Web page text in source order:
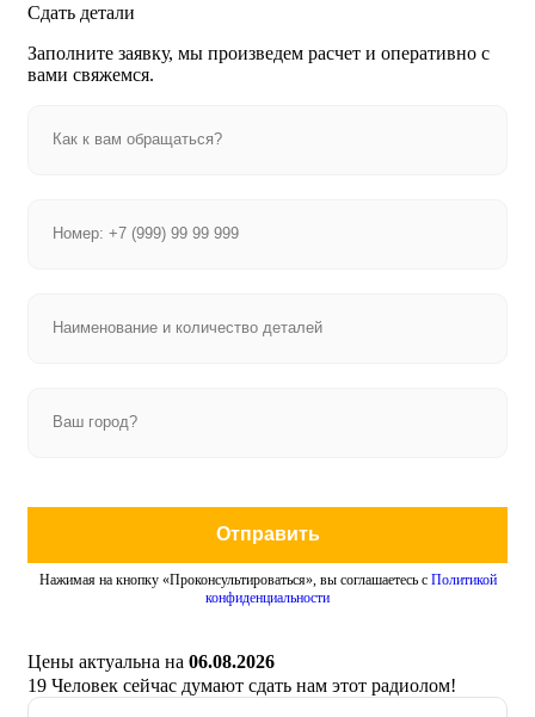
Сдать детали
Заполните заявку, мы произведем расчет и оперативно с
вами свяжемся.
Отправить
Нажимая на кнопку «Проконсультироваться», вы соглашаетесь с Политикой
конфиденциальности
Цены актуальна на 06.08.2026
19 Человек сейчас думают сдать нам этот радиолом!